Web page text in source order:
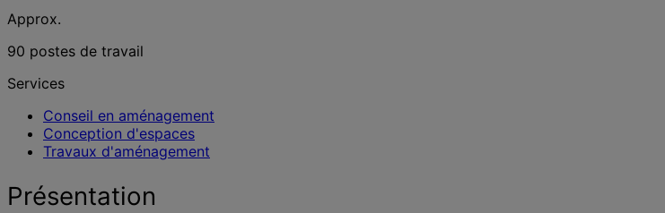
Approx.
90 postes de travail
Services
Conseil en aménagement
Conception d'espaces
Travaux d'aménagement
Présentation